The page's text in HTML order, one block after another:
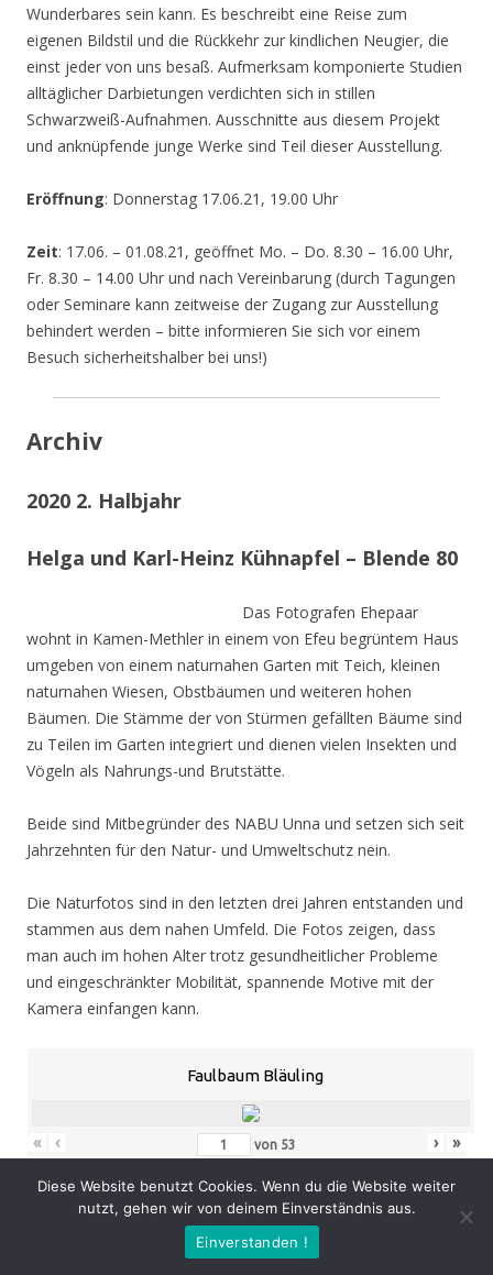
Wunderbares sein kann. Es beschreibt eine Reise zum
eigenen Bildstil und die Rückkehr zur kindlichen Neugier, die
einst jeder von uns besaß. Aufmerksam komponierte Studien
alltäglicher Darbietungen verdichten sich in stillen
Schwarzweiß-Aufnahmen. Ausschnitte aus diesem Projekt
und anknüpfende junge Werke sind Teil dieser Ausstellung.
Eröffnung: Donnerstag 17.06.21, 19.00 Uhr
Zeit: 17.06. – 01.08.21, geöffnet Mo. – Do. 8.30 – 16.00 Uhr,
Fr. 8.30 – 14.00 Uhr und nach Vereinbarung (durch Tagungen
oder Seminare kann zeitweise der Zugang zur Ausstellung
behindert werden – bitte informieren Sie sich vor einem
Besuch sicherheitshalber bei uns!)
Archiv
2020 2. Halbjahr
Helga und Karl-Heinz Kühnapfel – Blende 80
Das Fotografen Ehepaar
wohnt in Kamen-Methler in einem von Efeu begrüntem Haus
umgeben von einem naturnahen Garten mit Teich, kleinen
naturnahen Wiesen, Obstbäumen und weiteren hohen
Bäumen. Die Stämme der von Stürmen gefällten Bäume sind
zu Teilen im Garten integriert und dienen vielen Insekten und
Vögeln als Nahrungs-und Brutstätte.
Beide sind Mitbegründer des NABU Unna und setzen sich seit
Jahrzehnten für den Natur- und Umweltschutz nein.
Die Naturfotos sind in den letzten drei Jahren entstanden und
stammen aus dem nahen Umfeld. Die Fotos zeigen, dass
man auch im hohen Alter trotz gesundheitlicher Probleme
und eingeschränkter Mobilität, spannende Motive mit der
Kamera einfangen kann.
Faulbaum Bläuling
« ‹ von 53 › »
: Donnerstag 05.11.20, 19.00 Uhr
: 05.11. – 07.02.21, geöffnet Mo. – Do. 8.30 – 16.00 Uhr,
Diese Website benutzt Cookies. Wenn du die Website weiter
nutzt, gehen wir von deinem Einverständnis aus.
Einverstanden !